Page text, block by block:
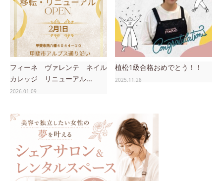
フィーネ ヴァレンテ ネイル
カレッジ リニューアル...
2026.01.09
植松1級合格おめでとう！！
2025.11.28